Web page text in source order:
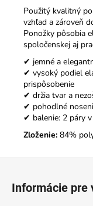
Použitý kvalitný
vzhľad a zároveň
Ponožky pôsobia
spoločenskej aj
✔ jemné a
✔ vysoký podiel
prispôsobenie
✔ držia tvar a
✔ pohodlné
✔ balenie: 2 páry
Zloženie: 84%
Informácie pre